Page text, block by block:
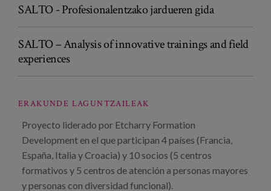
SALTO - Profesionalentzako jardueren gida
SALTO – Analysis of innovative trainings and field
experiences
ERAKUNDE LAGUNTZAILEAK
Proyecto liderado por Etcharry Formation
Development en el que participan 4 países (Francia,
España, Italia y Croacia) y 10 socios (5 centros
formativos y 5 centros de atención a personas mayores
y personas con diversidad funcional).